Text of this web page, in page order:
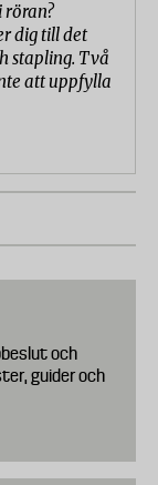
röran?
dig till det
stapling. Två
att uppfylla
och
guider och